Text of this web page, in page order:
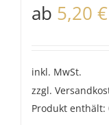
ab 5,20 €
inkl. MwSt.
zzgl.
Produkt enthält: